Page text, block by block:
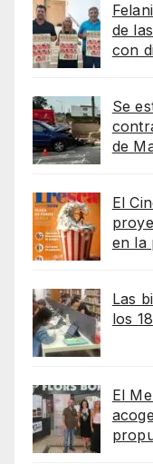
de
con
Se
de
El
en la
Las
los
El